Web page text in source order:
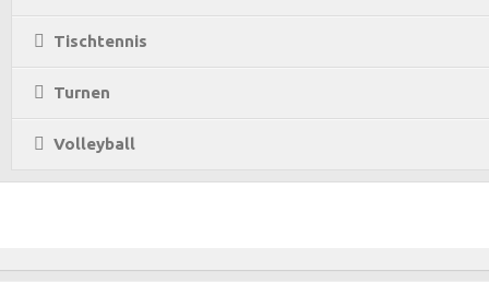
Tischtennis
Turnen
Volleyball